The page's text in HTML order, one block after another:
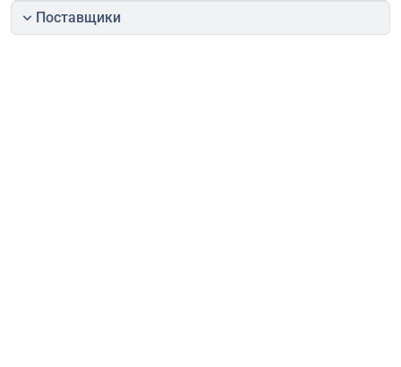
Поставщики